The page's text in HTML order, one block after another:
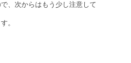
、次からはもう少し注意して
。